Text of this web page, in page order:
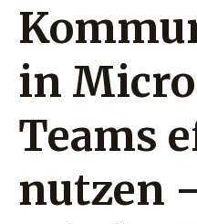
in
Teams
nutzen
mit
der
E-
Mail-
Flut